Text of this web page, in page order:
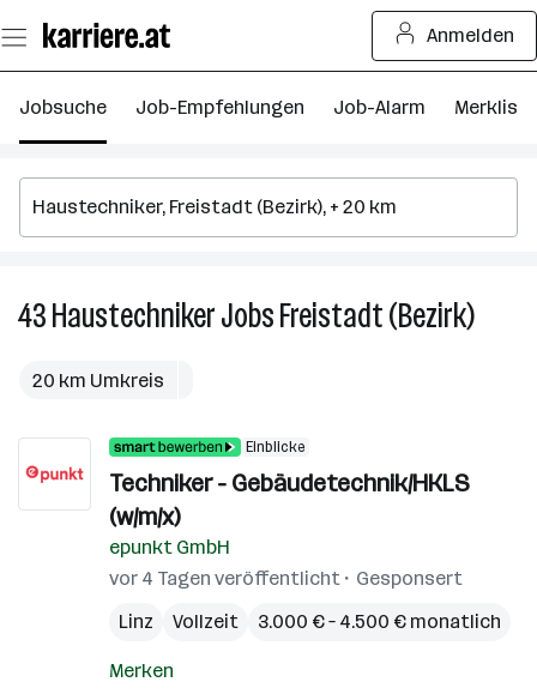
Seiteninhalt
springen
Anmelden
Jobsuche Job-Empfehlungen Job-Alarm Merkliste
43HaustechnikerJobsFreistadt (Bezirk)43
20 km Umkreis
Einblicke
Techniker - Gebäudetechnik/HKLS
(w/m/x)
epunkt GmbH
vor 4 Tagen veröffentlicht
Gesponsert
Linz
Vollzeit 3.000 € – 4.500 € monatlich
Merken